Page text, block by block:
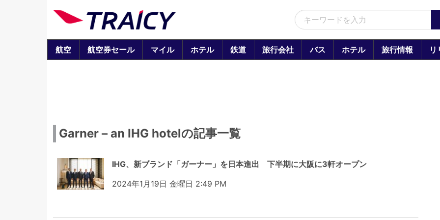
航空 航空券セール マイル ホテル 鉄道 旅行会社 バス ホテル 旅行情報 リ
Garner – an IHG hotelの記事一覧
IHG、新ブランド「ガーナー」を日本進出 下半期に大阪に3軒オープン
2024年1月19日 金曜日 2:49 PM